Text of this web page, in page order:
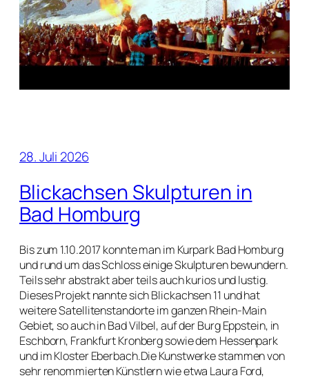
28. Juli 2026
Blickachsen Skulpturen in
Bad Homburg
Bis zum 1.10.2017 konnte man im Kurpark Bad Homburg
und rund um das Schloss einige Skulpturen bewundern.
Teils sehr abstrakt aber teils auch kurios und lustig.
Dieses Projekt nannte sich Blickachsen 11 und hat
weitere Satellitenstandorte im ganzen Rhein-Main
Gebiet, so auch in Bad Vilbel, auf der Burg Eppstein, in
Eschborn, Frankfurt Kronberg sowie dem Hessenpark
und im Kloster Eberbach.Die Kunstwerke stammen von
sehr renommierten Künstlern wie etwa Laura Ford,